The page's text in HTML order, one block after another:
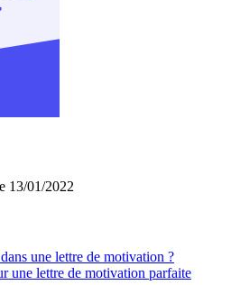
13/01/2022
une lettre de motivation ?
une lettre de motivation parfaite